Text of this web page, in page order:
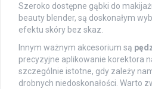
Szeroko dostępne gąbki do
beauty blender, są doskonałym
efektu skóry bez skaz.
Innym ważnym akcesorium są
precyzyjne aplikowanie korektora
szczególnie istotne, gdy zależy
drobnych niedoskonałości. Warto